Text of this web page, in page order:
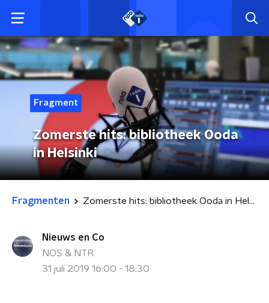
Fragment
Zomerste hits: bibliotheek Ooda
in Helsinki
Fragmenten Zomerste hits: bibliotheek Ooda in Helsinki
Nieuws en Co
NOS & NTR
31 juli 2019 16:00 - 18:30